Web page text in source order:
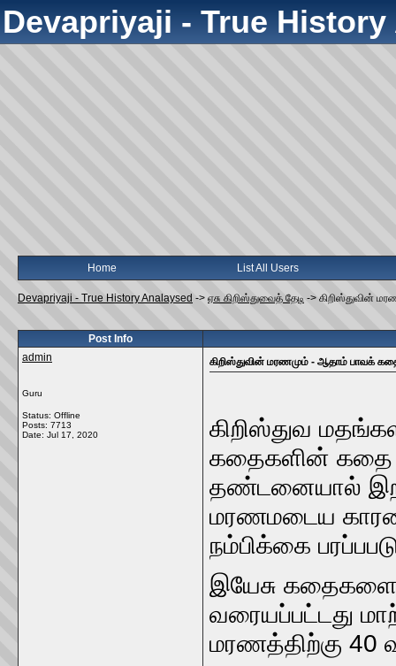
Devapriyaji - True
Home List All Users
Devapriyaji - True History Analaysed -> ஏசு கிறிஸ்துவைத் தேடி -> கிறிஸ்துவின்
Post Info
admin
Guru
Status: Offline
Posts: 7713
Date: Jul 17, 2020
கிறிஸ்துவின் மரணமும் - ஆதாம் பாவக்
கிறிஸ்துவ
கதைகளின் கதை
தண்டனையால்
மரணமடைய
நம்பிக்கை
இயேசு கதைகளை
வரையப்பட்டது
மரணத்திற்கு 40